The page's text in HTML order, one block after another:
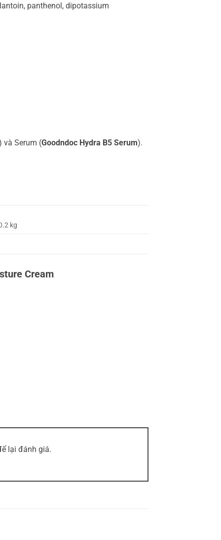
panthenol, dipotassium
và Serum (Goodndoc Hydra B5 Serum).
kg
Cream
lại đánh giá.